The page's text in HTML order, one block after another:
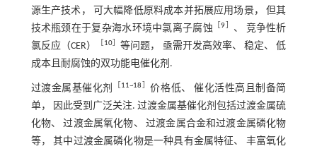
源生产技术， 可大幅降低原料成本并拓展应用场景， 但其
技术瓶颈在于复杂海水环境中氯离子腐蚀 ［9
、 竞争性析
氯反应（CER）
10 ］等问题， 亟需开发高效率、 稳定、 低
成本且耐腐蚀的双功能电催化剂.
过渡金属基催化剂 11~18 ］价格低、 催化活性高且制备简
单， 因此受到广泛关注. 过渡金属基催化剂包括过渡金属硫
化物、 过渡金属氧化物、 过渡金属合金和过渡金属磷化物
等， 其中过渡金属磷化物是一种具有金属特征、 丰富氧化